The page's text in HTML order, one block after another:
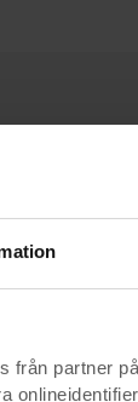
från partner
och
är